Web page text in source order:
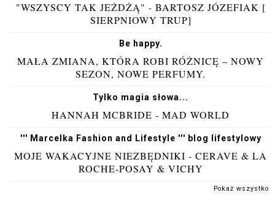
"WSZYSCY TAK JEŻDŻĄ" - BARTOSZ JÓZEFIAK [
SIERPNIOWY TRUP]
Be happy.
MAŁA ZMIANA, KTÓRA ROBI RÓŻNICĘ – NOWY
SEZON, NOWE PERFUMY.
Tylko magia słowa...
HANNAH MCBRIDE - MAD WORLD
''' Marcelka Fashion and Lifestyle ''' blog lifestylowy
MOJE WAKACYJNE NIEZBĘDNIKI - CERAVE & LA
ROCHE-POSAY & VICHY
Pokaż wszystko